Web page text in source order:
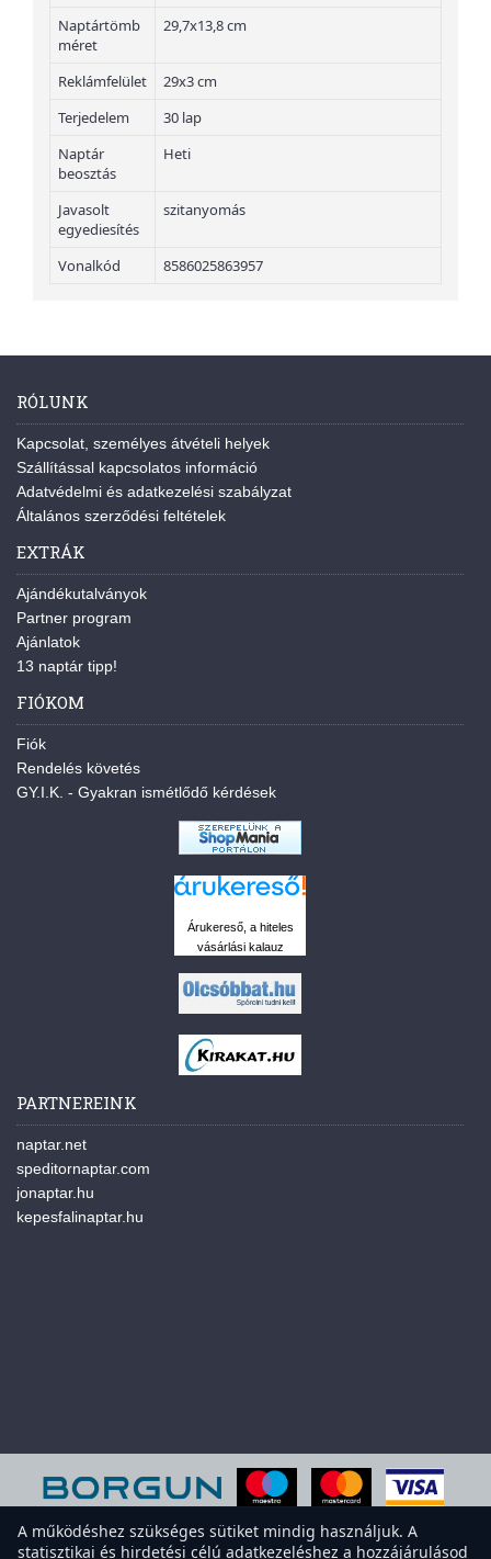
Naptártömb
méret
29,7x13,8 cm
Reklámfelület
29x3 cm
Terjedelem
30 lap
Naptár
beosztás
Heti
Javasolt
egyediesítés
szitanyomás
Vonalkód 8586025863957
RÓLUNK
Kapcsolat, személyes átvételi helyek
Szállítással kapcsolatos információ
Adatvédelmi és adatkezelési szabályzat
Általános szerződési feltételek
EXTRÁK
Ajándékutalványok
Partner program
Ajánlatok
13 naptár tipp!
FIÓKOM
Fiók
Rendelés követés
GY.I.K. - Gyakran ismétlődő kérdések
Árukereső, a hiteles
vásárlási kalauz
PARTNEREINK
naptar.net
speditornaptar.com
jonaptar.hu
kepesfalinaptar.hu
A működéshez szükséges sütiket mindig használjuk. A
statisztikai és hirdetési célú adatkezeléshez a hozzájárulásod